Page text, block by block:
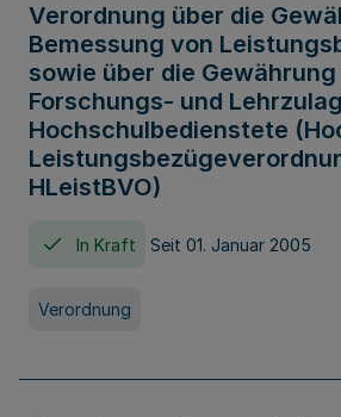
Verordnung über die
Bemessung von
sowie über die
Forschungs- und
Hochschulbedienstete
HLeistBVO)
In Kraft Seit 01. Januar 2005
Verordnung